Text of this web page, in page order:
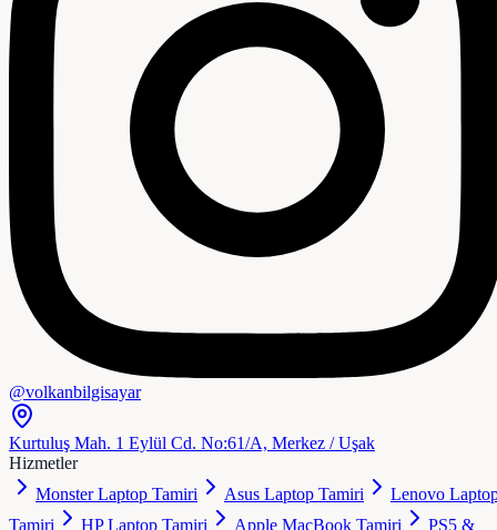
@volkanbilgisayar
Kurtuluş Mah. 1 Eylül Cd. No:61/A, Merkez / Uşak
Hizmetler
Monster Laptop Tamiri
Asus Laptop Tamiri
Lenovo
Tamiri
HP Laptop Tamiri Apple MacBook Tamiri PS5 &